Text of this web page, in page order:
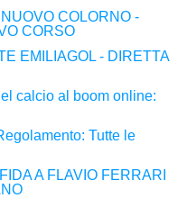
COLORNO -
CORSO
EMILIAGOL - DIRETTA
calcio al boom online:
Tutte le
A FLAVIO FERRARI